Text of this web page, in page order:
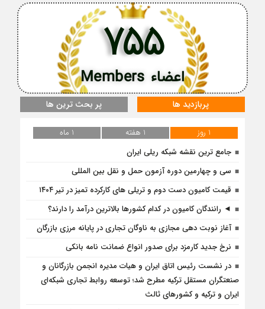
اعضاء Members
755
پربازدید ها پر بحث ترین ها
1 روز 1 هفته
1 ماه
جامع ترین نقشه شبکه ریلی ایران
سی و چهارمین دوره آزمون حمل و نقل بین المللی
قیمت کامیون دست دوم و تریلی‌ های کارکرده تمیز در تیر ۱۴۰۴
◄ رانندگان کامیون در کدام کشورها بالاترین درآمد را دارند؟
آغاز نوبت دهی مجازی به ناوگان تجاری در پایانه مرزی بازرگان
نرخ جدید کارمزد برای صدور انواع ضمانت نامه بانکی
در نشست رئیس اتاق ایران و هیات مدیره انجمن بازرگانان و
صنعتگران مستقل ترکیه مطرح شد؛ توسعه روابط تجاری شبکه‌ای
ایران و ترکیه و کشورهای ثالث